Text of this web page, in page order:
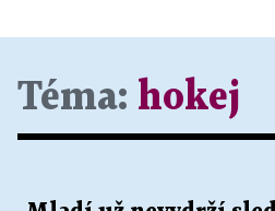
Téma: hokej